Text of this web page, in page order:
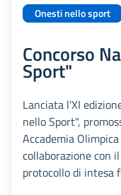
Onesti nello sport
Concorso
Sport"
Lanciata l'XI
nello Sport",
Accademia
collaborazione con
protocollo di